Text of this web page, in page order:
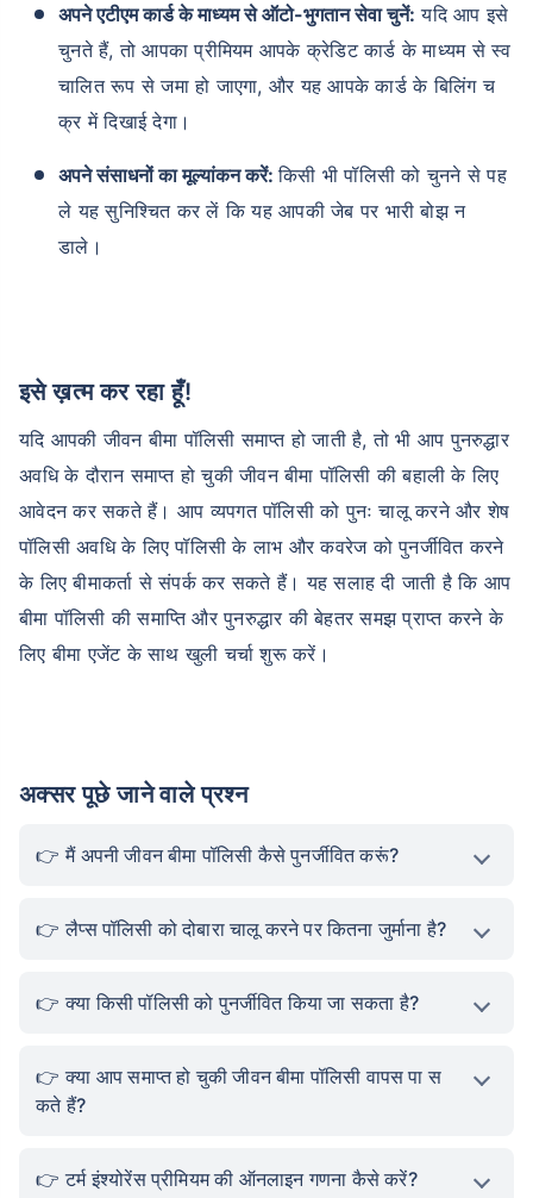
अपने एटीएम कार्ड के माध्यम से ऑटो-भुगतान सेवा चुनें: यदि आप इसे
चुनते हैं, तो आपका प्रीमियम आपके क्रेडिट कार्ड के माध्यम से स्व
चालित रूप से जमा हो जाएगा, और यह आपके कार्ड के बिलिंग च
क्र में दिखाई देगा।
अपने संसाधनों का मूल्यांकन करें:किसी भी पॉलिसी को चुनने से पह
ले यह सुनिश्चित कर लें कि यह आपकी जेब पर भारी बोझ न
डाले।
इसे ख़त्म कर रहा हूँ!
यदि आपकी जीवन बीमा पॉलिसी समाप्त हो जाती है, तो भी आप पुनरुद्धार
अवधि के दौरान समाप्त हो चुकी जीवन बीमा पॉलिसी की बहाली के लिए
आवेदन कर सकते हैं। आप व्यपगत पॉलिसी को पुनः चालू करने और शेष
पॉलिसी अवधि के लिए पॉलिसी के लाभ और कवरेज को पुनर्जीवित करने
के लिए बीमाकर्ता से संपर्क कर सकते हैं। यह सलाह दी जाती है कि आप
बीमा पॉलिसी की समाप्ति और पुनरुद्धार की बेहतर समझ प्राप्त करने के
लिए बीमा एजेंट के साथ खुली चर्चा शुरू करें।
अक्सर पूछे जाने वाले प्रश्न
मैं अपनी जीवन बीमा पॉलिसी कैसे पुनर्जीवित करूं?
लैप्स पॉलिसी को दोबारा चालू करने पर कितना जुर्माना है?
क्या किसी पॉलिसी को पुनर्जीवित किया जा सकता है?
क्या आप समाप्त हो चुकी जीवन बीमा पॉलिसी वापस पा स
कते हैं?
टर्म इंश्योरेंस प्रीमियम की ऑनलाइन गणना कैसे करें?